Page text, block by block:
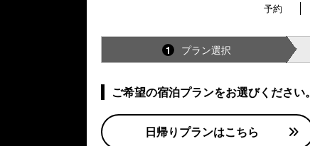
予約
1 プラン選択
ご希望の宿泊プランをお選びください。
日帰りプランはこちら